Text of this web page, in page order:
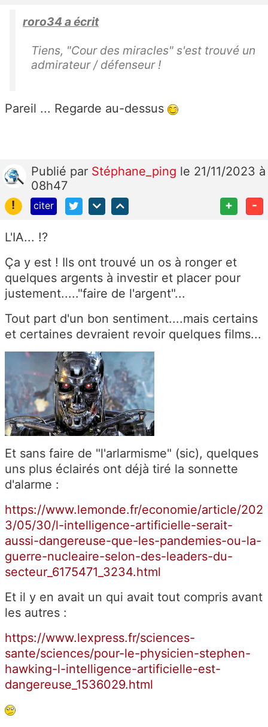
roro34 a écrit
Tiens, "Cour des miracles" s'est trouvé un
admirateur / défenseur !
Pareil ... Regarde au-dessus
Publié par Stéphane_ping le 21/11/2023 à
08h47
!
citer + -
L'IA... !?
Ça y est ! Ils ont trouvé un os à ronger et
quelques argents à investir et placer pour
justement....."faire de l'argent"...
Tout part d'un bon sentiment....mais certains
et certaines devraient revoir quelques films...
Et sans faire de "l'arlarmisme" (sic), quelques
uns plus éclairés ont déjà tiré la sonnette
d'alarme :
https://www.lemonde.fr/economie/article/202
3/05/30/l-intelligence-artificielle-serait-
aussi-dangereuse-que-les-pandemies-ou-la-
guerre-nucleaire-selon-des-leaders-du-
secteur_6175471_3234.html
Et il y en avait un qui avait tout compris avant
les autres :
https://www.lexpress.fr/sciences-
sante/sciences/pour-le-physicien-stephen-
hawking-l-intelligence-artificielle-est-
dangereuse_1536029.html